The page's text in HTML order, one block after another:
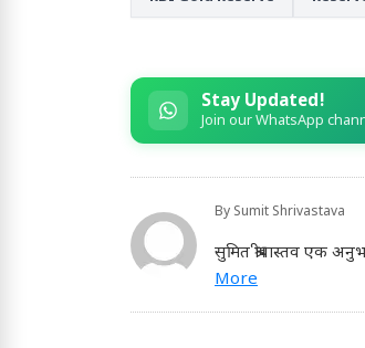
Stay Updated!
Join our WhatsApp
By Sumit Shrivastava
सुमित श्रीवास्तव एक
More